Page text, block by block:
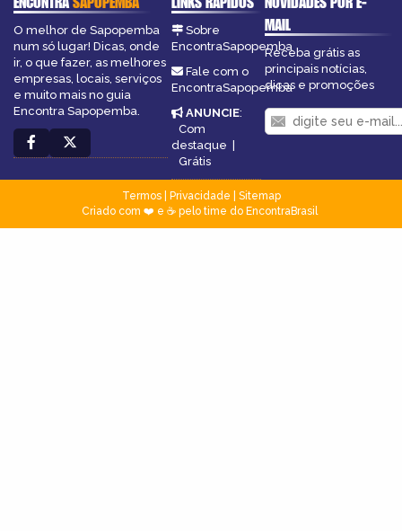
O melhor de Sapopemba
num só lugar! Dicas, onde
ir, o que fazer, as melhores
empresas, locais, serviços
e muito mais no guia
Encontra Sapopemba.
Sobre
EncontraSapopemba
Fale com o
EncontraSapopemba
ANUNCIE:
Com
destaque
Grátis
MAIL
Receba grátis as
principais notícias,
dicas e promoções
Termos| Privacidade
Sitemap
Criado com ❤️ e ☕ pelo time do EncontraBrasil